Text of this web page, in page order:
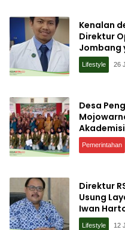
Kenalan
Direktur
Jombang
Ilmiah
Lifestyle 26
Desa
Pemerintahan
Direktur
Usung
Iwan
Lifestyle 12